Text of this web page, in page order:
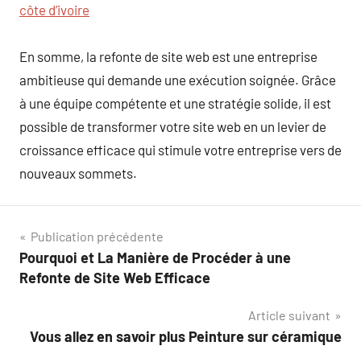
côte d’ivoire
En somme, la refonte de site web est une entreprise
ambitieuse qui demande une exécution soignée. Grâce
à une équipe compétente et une stratégie solide, il est
possible de transformer votre site web en un levier de
croissance efficace qui stimule votre entreprise vers de
nouveaux sommets.
Navigation
de
Publication précédente
Pourquoi et La Manière de Procéder à une
Refonte de Site Web Efficace
Article suivant
Vous allez en savoir plus Peinture sur céramique